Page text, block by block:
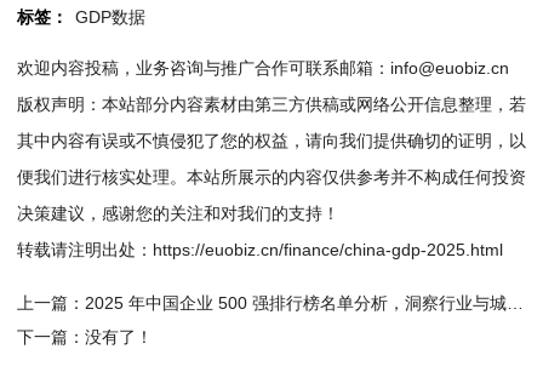
标签： GDP数据
欢迎内容投稿，业务咨询与推广合作可联系邮箱：info@euobiz.cn
版权声明：本站部分内容素材由第三方供稿或网络公开信息整理，若
其中内容有误或不慎侵犯了您的权益，请向我们提供确切的证明，以
便我们进行核实处理。本站所展示的内容仅供参考并不构成任何投资
决策建议，感谢您的关注和对我们的支持！
转载请注明出处： https://euobiz.cn/finance/china-gdp-2025.html
上一篇： 2025 年中国企业 500 强排行榜名单分析，洞察行业与城市发展经济脉络
下一篇：没有了！